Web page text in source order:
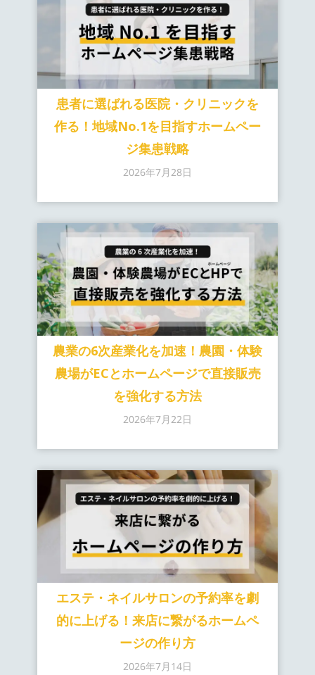
患者に選ばれる医院・クリニックを
作る！地域No.1を目指すホームペー
ジ集患戦略
2026年7月28日
農業の6次産業化を加速！農園・体験
農場がECとホームページで直接販売
を強化する方法
2026年7月22日
エステ・ネイルサロンの予約率を劇
的に上げる！来店に繋がるホームペ
ージの作り方
2026年7月14日